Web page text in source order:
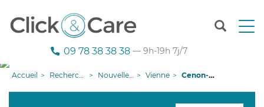
T
n
09 78 38 38 38 — 9h-19h 7j/7
Accueil Recherche aide à domicile Nouvelle-Aquitaine Vienne Cenon-sur-Vienne